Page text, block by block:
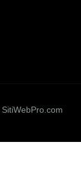
SitiWebPro.com